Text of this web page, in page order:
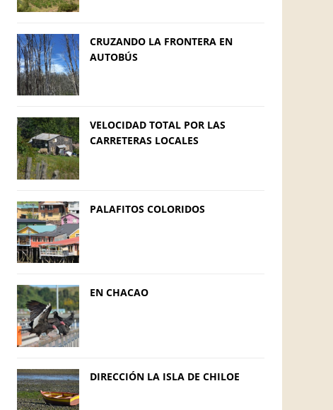
CRUZANDO LA FRONTERA EN
AUTOBÚS
VELOCIDAD TOTAL POR LAS
CARRETERAS LOCALES
PALAFITOS COLORIDOS
EN CHACAO
DIRECCIÓN LA ISLA DE CHILOE